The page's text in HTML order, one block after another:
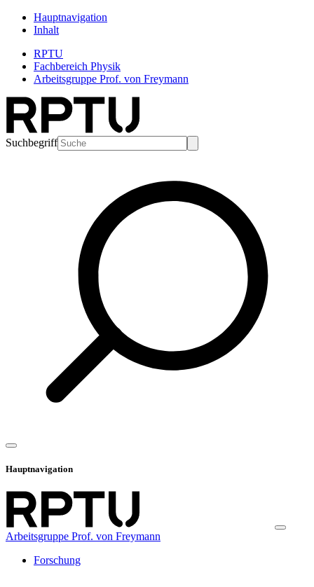
Hauptnavigation
Inhalt
RPTU
Fachbereich Physik
Arbeitsgruppe Prof. von Freymann
Suchbegriff
Hauptnavigation
Arbeitsgruppe Prof. von Freymann
Forschung